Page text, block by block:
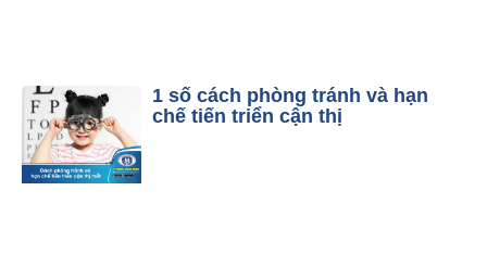
1 số cách phòng tránh và hạn
chế tiến triển cận thị